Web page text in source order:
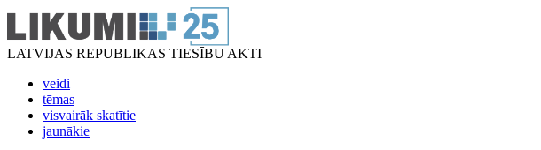
LATVIJAS REPUBLIKAS TIESĪBU AKTI
veidi
tēmas
visvairāk skatītie
jaunākie